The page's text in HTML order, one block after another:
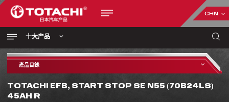
CHN
十大产品
產品目錄
TOTACHI EFB, START STOP SE N55 (70B24LS)
45AH R